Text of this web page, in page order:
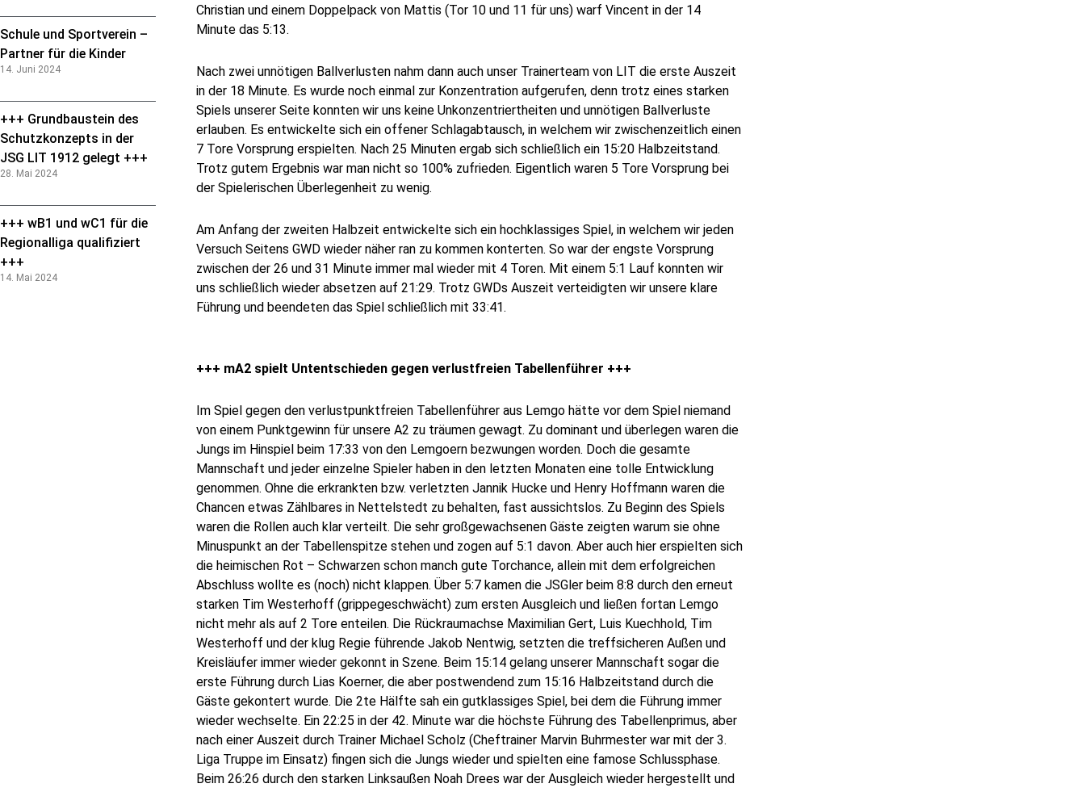
Schule und Sportverein –
Partner für die Kinder
14. Juni 2024
+++ Grundbaustein des
Schutzkonzepts in der
JSG LIT 1912 gelegt +++
28. Mai 2024
+++ wB1 und wC1 für die
Regionalliga qualifiziert
+++
14. Mai 2024
Christian und einem Doppelpack von Mattis (Tor 10 und 11 für uns) warf Vincent in der 14
Minute das 5:13.
Nach zwei unnötigen Ballverlusten nahm dann auch unser Trainerteam von LIT die erste Auszeit
in der 18 Minute. Es wurde noch einmal zur Konzentration aufgerufen, denn trotz eines starken
Spiels unserer Seite konnten wir uns keine Unkonzentriertheiten und unnötigen Ballverluste
erlauben. Es entwickelte sich ein offener Schlagabtausch, in welchem wir zwischenzeitlich einen
7 Tore Vorsprung erspielten. Nach 25 Minuten ergab sich schließlich ein 15:20 Halbzeitstand.
Trotz gutem Ergebnis war man nicht so 100% zufrieden. Eigentlich waren 5 Tore Vorsprung bei
der Spielerischen Überlegenheit zu wenig.
Am Anfang der zweiten Halbzeit entwickelte sich ein hochklassiges Spiel, in welchem wir jeden
Versuch Seitens GWD wieder näher ran zu kommen konterten. So war der engste Vorsprung
zwischen der 26 und 31 Minute immer mal wieder mit 4 Toren. Mit einem 5:1 Lauf konnten wir
uns schließlich wieder absetzen auf 21:29. Trotz GWDs Auszeit verteidigten wir unsere klare
Führung und beendeten das Spiel schließlich mit 33:41.
+++ mA2 spielt Untentschieden gegen verlustfreien Tabellenführer +++
Im Spiel gegen den verlustpunktfreien Tabellenführer aus Lemgo hätte vor dem Spiel niemand
von einem Punktgewinn für unsere A2 zu träumen gewagt. Zu dominant und überlegen waren die
Jungs im Hinspiel beim 17:33 von den Lemgoern bezwungen worden. Doch die gesamte
Mannschaft und jeder einzelne Spieler haben in den letzten Monaten eine tolle Entwicklung
genommen. Ohne die erkrankten bzw. verletzten Jannik Hucke und Henry Hoffmann waren die
Chancen etwas Zählbares in Nettelstedt zu behalten, fast aussichtslos. Zu Beginn des Spiels
waren die Rollen auch klar verteilt. Die sehr großgewachsenen Gäste zeigten warum sie ohne
Minuspunkt an der Tabellenspitze stehen und zogen auf 5:1 davon. Aber auch hier erspielten sich
die heimischen Rot – Schwarzen schon manch gute Torchance, allein mit dem erfolgreichen
Abschluss wollte es (noch) nicht klappen. Über 5:7 kamen die JSGler beim 8:8 durch den erneut
starken Tim Westerhoff (grippegeschwächt) zum ersten Ausgleich und ließen fortan Lemgo
nicht mehr als auf 2 Tore enteilen. Die Rückraumachse Maximilian Gert, Luis Kuechhold, Tim
Westerhoff und der klug Regie führende Jakob Nentwig, setzten die treffsicheren Außen und
Kreisläufer immer wieder gekonnt in Szene. Beim 15:14 gelang unserer Mannschaft sogar die
erste Führung durch Lias Koerner, die aber postwendend zum 15:16 Halbzeitstand durch die
Gäste gekontert wurde. Die 2te Hälfte sah ein gutklassiges Spiel, bei dem die Führung immer
wieder wechselte. Ein 22:25 in der 42. Minute war die höchste Führung des Tabellenprimus, aber
nach einer Auszeit durch Trainer Michael Scholz (Cheftrainer Marvin Buhrmester war mit der 3.
Liga Truppe im Einsatz) fingen sich die Jungs wieder und spielten eine famose Schlussphase.
Beim 26:26 durch den starken Linksaußen Noah Drees war der Ausgleich wieder hergestellt und